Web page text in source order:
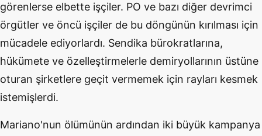
görenlerse elbette işçiler. PO ve bazı diğer devrimci
örgütler ve öncü işçiler de bu döngünün kırılması için
mücadele ediyorlardı. Sendika bürokratlarına,
hükümete ve özelleştirmelerle demiryollarının üstüne
oturan şirketlere geçit vermemek için rayları kesmek
istemişlerdi.
Mariano'nun ölümünün ardından iki büyük kampanya